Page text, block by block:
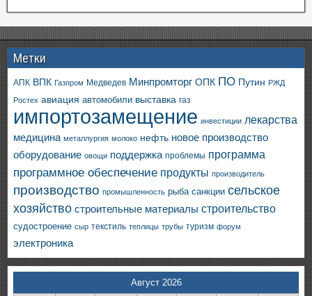
Метки
АПК ВПК Газпром Медведев Минпромторг ОПК ПО Путин РЖД
Ростех авиация автомобили выставка газ
импортозамещение инвестиции лекарства
медицина металлургия молоко нефть новое производство
оборудование овощи поддержка проблемы программа
программное обеспечение продукты производитель
производство промышленность рыба санкции сельское
хозяйство строительные материалы строительство
судостроение сыр текстиль теплицы трубы туризм форум
электроника
Август 2026